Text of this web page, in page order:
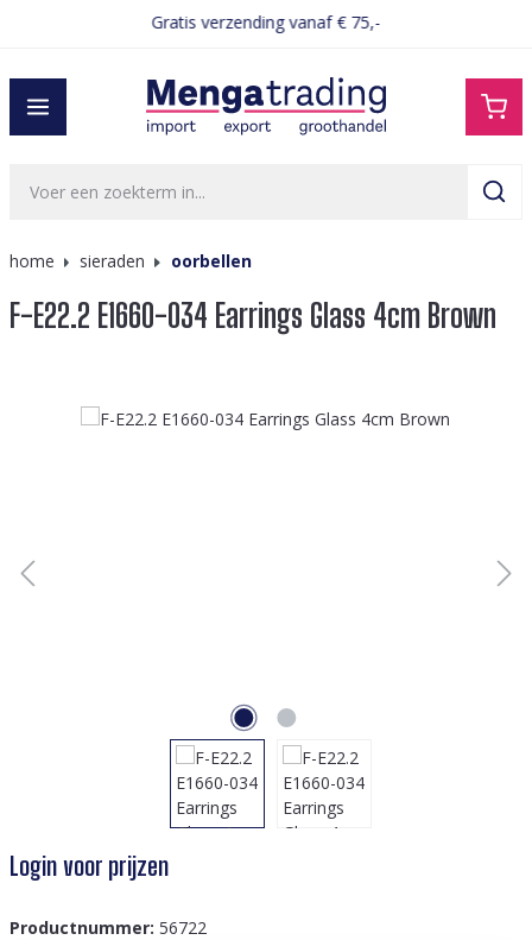
Gratis verzending vanaf € 75,-
home sieraden oorbellen
F-E22.2 E1660-034 Earrings Glass 4cm Brown
Afbeeldingengalerij overslaan
Login voor prijzen
Productnummer: 56722